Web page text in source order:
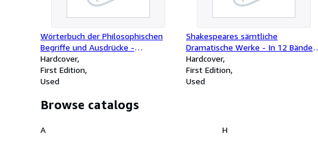
Wörterbuch der Philosophischen
Begriffe und Ausdrücke -
quellenmäßig bearbeitet
Hardcover
First Edition
Used
Shakespeares sämtliche
Dramatische Werke - In 12 Bänden
- übersetzt von August Wilhelm
von Schlegel und Ludwig Tieck (=4
Bücher)
Hardcover
First Edition
Used
Browse catalogs
A
H